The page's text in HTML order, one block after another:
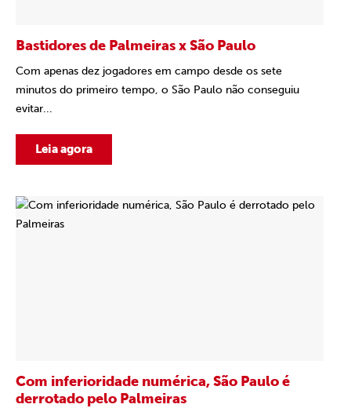
Bastidores de Palmeiras x São Paulo
Com apenas dez jogadores em campo desde os sete
minutos do primeiro tempo, o São Paulo não conseguiu
evitar...
Leia agora
Com inferioridade numérica, São Paulo é
derrotado pelo Palmeiras